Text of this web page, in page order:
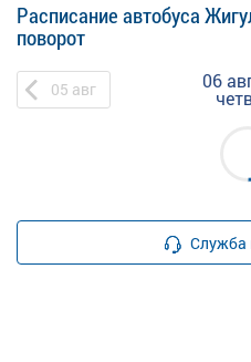
Расписание автобуса
поворот
05 авг 06
Служба